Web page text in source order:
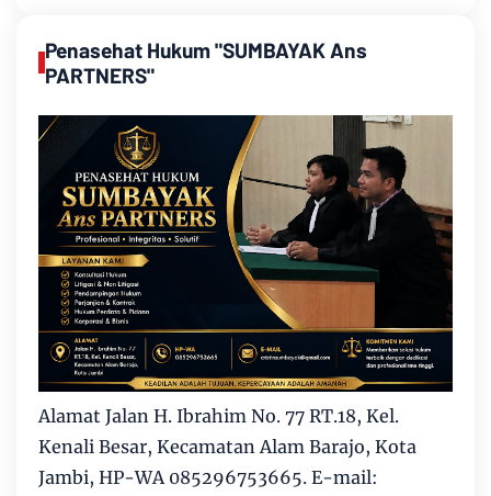
Penasehat Hukum "SUMBAYAK Ans
PARTNERS"
Alamat Jalan H. Ibrahim No. 77 RT.18, Kel.
Kenali Besar, Kecamatan Alam Barajo, Kota
Jambi, HP-WA 085296753665. E-mail: